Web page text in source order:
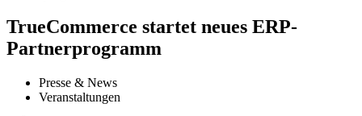
TrueCommerce startet neues ERP-
Partnerprogramm
Presse & News
Veranstaltungen